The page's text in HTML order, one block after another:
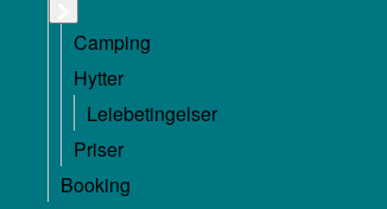
Camping
Hytter
Leiebetingelser
Priser
Booking